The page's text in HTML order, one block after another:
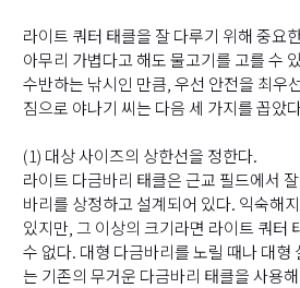
라이트 쿼터 태클을 잘 다루기 위해 중요
아무리 가볍다고 해도 물고기를 고를 수
수반하는 낚시인 만큼, 우선 안전을 최우
짐으로 야나기 씨는 다음 세 가지를 꼽았
(1) 대상 사이즈의 상한선을 정한다.
라이트 다금바리 태클은 근교 필드에서
바리를 상정하고 설계되어 있다. 익숙해
있지만, 그 이상의 크기라면 라이트 쿼터
수 없다. 대형 다금바리를 노릴 때나 대형
는 기존의 무거운 다금바리 태클을 사용